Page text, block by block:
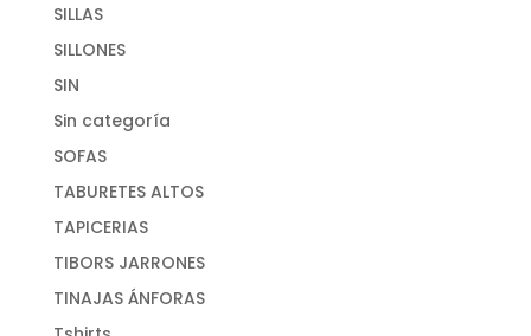
SILLAS
SILLONES
SIN
Sin categoría
SOFAS
TABURETES ALTOS
TAPICERIAS
TIBORS JARRONES
TINAJAS ÁNFORAS